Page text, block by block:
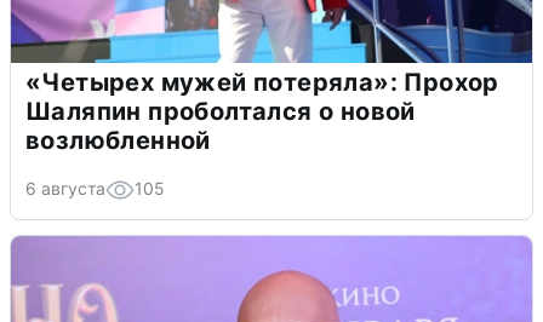
«Четырех мужей потеряла»: Прохор
Шаляпин проболтался о новой
возлюбленной
6 августа 105